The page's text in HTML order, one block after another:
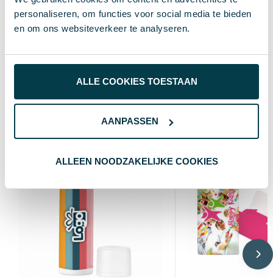
personaliseren, om functies voor social media te bieden
en om ons websiteverkeer te analyseren.
ALLE COOKIES TOESTAAN
AANPASSEN
ALLEEN NOODZAKELIJKE COOKIES
Maat 115×100×21 mm
Materiaal RVS staal, Bamboe
Kleur Natuurlijk
Wat anderen bekijken